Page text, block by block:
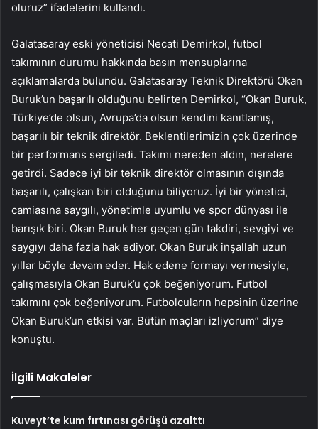
oluruz” ifadelerini kullandı.
Galatasaray eski yöneticisi Necati Demirkol, futbol
takımının durumu hakkında basın mensuplarına
açıklamalarda bulundu. Galatasaray Teknik Direktörü Okan
Buruk’un başarılı olduğunu belirten Demirkol, “Okan Buruk,
Türkiye’de olsun, Avrupa’da olsun kendini kanıtlamış,
başarılı bir teknik direktör. Beklentilerimizin çok üzerinde
bir performans sergiledi. Takımı nereden aldın, nerelere
getirdi. Sadece iyi bir teknik direktör olmasının dışında
başarılı, çalışkan biri olduğunu biliyoruz. İyi bir yönetici,
camiasına saygılı, yönetimle uyumlu ve spor dünyası ile
barışık biri. Okan Buruk her geçen gün takdiri, sevgiyi ve
saygıyı daha fazla hak ediyor. Okan Buruk inşallah uzun
yıllar böyle devam eder. Hak edene formayı vermesiyle,
çalışmasıyla Okan Buruk’u çok beğeniyorum. Futbol
takımını çok beğeniyorum. Futbolcuların hepsinin üzerine
Okan Buruk’un etkisi var. Bütün maçları izliyorum” diye
konuştu.
İlgili Makaleler
Kuveyt’te kum fırtınası görüşü azalttı